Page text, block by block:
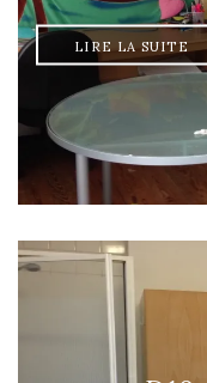
LIRE LA SUITE